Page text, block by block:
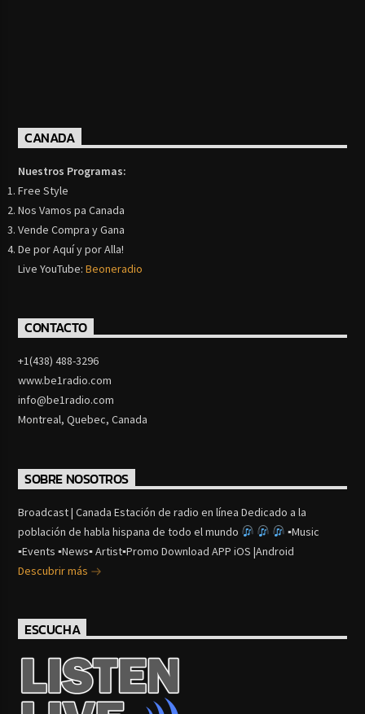
CANADA
Nuestros Programas:
Free Style
Nos Vamos pa Canada
Vende Compra y Gana
De por Aquí y por Alla!
Live YouTube:Beoneradio
CONTACTO
+1(438) 488-3296
www.be1radio.com
info@be1radio.com
Montreal, Quebec, Canada
SOBRE NOSOTROS
Broadcast | Canada Estación de radio en línea Dedicado a la
población de habla hispana de todo el mundo
▪Music
▪Events ▪News▪ Artist▪Promo Download APP iOS |Android
Descubrir más
ESCUCHA